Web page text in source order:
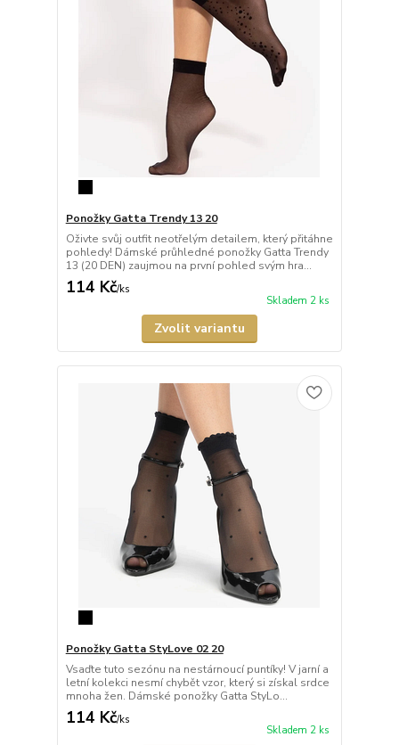
Ponožky Gatta Trendy 13 20
Oživte svůj outfit neotřelým detailem, který přitáhne
pohledy! Dámské průhledné ponožky Gatta Trendy
13 (20 DEN) zaujmou na první pohled svým hra...
114 Kč/ks
Skladem 2 ks
Zvolit variantu
Ponožky Gatta StyLove 02 20
Vsaďte tuto sezónu na nestárnoucí puntíky! V jarní a
letní kolekci nesmí chybět vzor, který si získal srdce
mnoha žen. Dámské ponožky Gatta StyLo...
114 Kč/ks
Skladem 2 ks